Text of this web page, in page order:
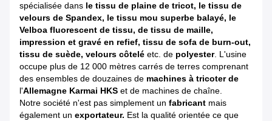
spécialisée dans le tissu de plaine de tricot, le tissu de
velours de Spandex, le tissu mou superbe balayé, le
Velboa fluorescent de tissu, de tissu de maille,
impression et gravé en refief, tissu de sofa de burn-out,
tissu de suède, velours côtelé etc. de polyester. L'usine
occupe plus de 12 000 mètres carrés de terres comprenant
des ensembles de douzaines de machines à tricoter de
l'Allemagne Karmai HKS et de machines de chaîne.
Notre société n'est pas simplement un fabricant mais
également un exportateur. Est la qualité orientée ce que